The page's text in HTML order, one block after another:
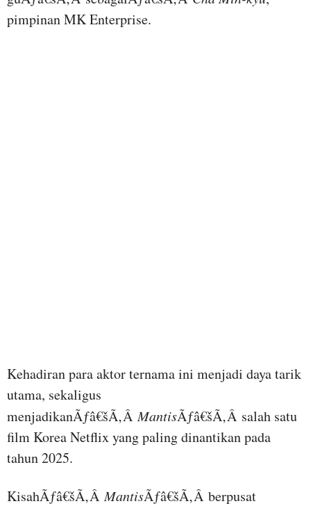
pimpinan MK Enterprise.
Kehadiran para aktor ternama ini menjadi daya tarik
utama, sekaligus
menjadikanÃƒâ€šÃ‚ÂMantisÃƒâ€šÃ‚Â salah satu
film Korea Netflix yang paling dinantikan pada
tahun 2025.
KisahÃƒâ€šÃ‚ÂMantisÃƒâ€šÃ‚Â berpusat